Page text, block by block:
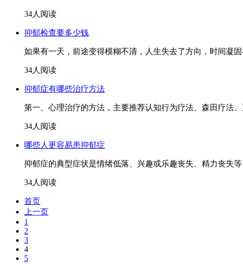
34人阅读
抑郁检查要多少钱
如果有一天，前途变得模糊不清，人生失去了方向，时间凝
34人阅读
抑郁症有哪些治疗方法
第一、心理治疗的方法，主要推荐认知行为疗法、森田疗法
34人阅读
哪些人更容易患抑郁症
抑郁症的典型症状是情绪低落、兴趣或乐趣丧失、精力丧失
34人阅读
首页
上一页
1
2
3
4
5